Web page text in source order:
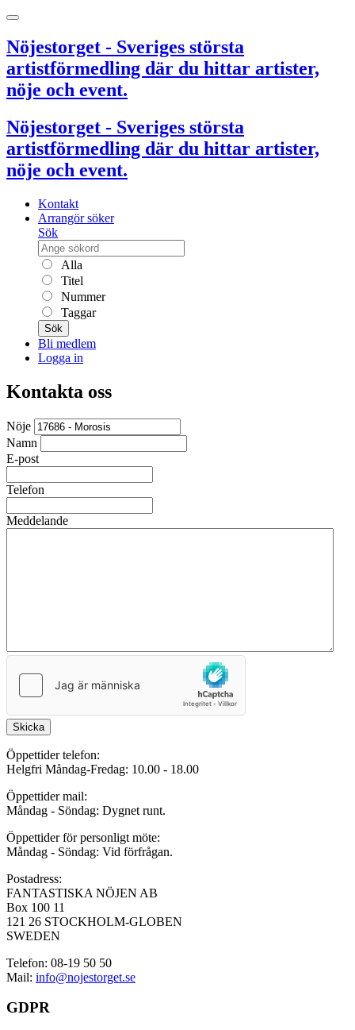
Nöjestorget - Sveriges största
artistförmedling där du hittar artister,
nöje och event.
Nöjestorget - Sveriges största
artistförmedling där du hittar artister,
nöje och event.
Kontakt
Arrangör söker
Sök
Alla
Titel
Nummer
Taggar
Sök
Bli medlem
Logga in
Kontakta oss
Nöje
Namn
E-post
Telefon
Meddelande
Skicka
Öppettider telefon:
Helgfri Måndag-Fredag: 10.00 - 18.00
Öppettider mail:
Måndag - Söndag: Dygnet runt.
Öppettider för personligt möte:
Måndag - Söndag: Vid förfrågan.
Postadress:
FANTASTISKA NÖJEN AB
Box 100 11
121 26 STOCKHOLM-GLOBEN
SWEDEN
Telefon: 08-19 50 50
Mail: info@nojestorget.se
GDPR